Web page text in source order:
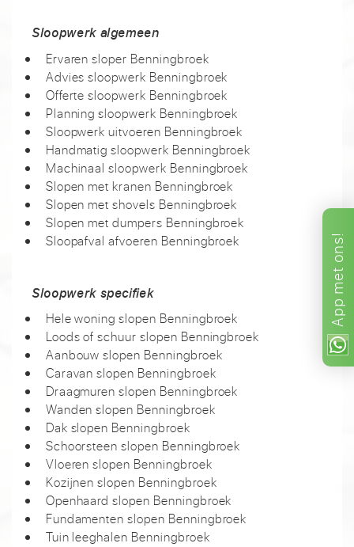
App
met
ons!
Sloopwerk algemeen
Ervaren sloper Benningbroek
Advies sloopwerk Benningbroek
Offerte sloopwerk Benningbroek
Planning sloopwerk Benningbroek
Sloopwerk uitvoeren Benningbroek
Handmatig sloopwerk Benningbroek
Machinaal sloopwerk Benningbroek
Slopen met kranen Benningbroek
Slopen met shovels Benningbroek
Slopen met dumpers Benningbroek
Sloopafval afvoeren Benningbroek
Sloopwerk specifiek
Hele woning slopen Benningbroek
Loods of schuur slopen Benningbroek
Aanbouw slopen Benningbroek
Caravan slopen Benningbroek
Draagmuren slopen Benningbroek
Wanden slopen Benningbroek
Dak slopen Benningbroek
Schoorsteen slopen Benningbroek
Vloeren slopen Benningbroek
Kozijnen slopen Benningbroek
Openhaard slopen Benningbroek
Fundamenten slopen Benningbroek
Tuin leeghalen Benningbroek